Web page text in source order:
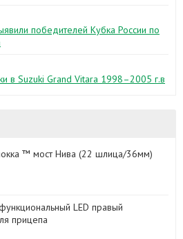
победителей Кубка России по
в Suzuki Grand Vitara 1998–2005 г.в
™ мост Нива (22 шлица/36мм)
LED правый
прицепа